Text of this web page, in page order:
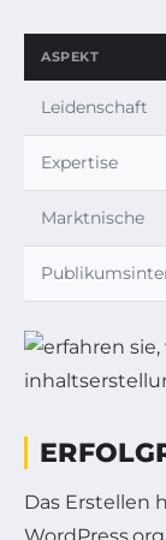
ASPEKT
Leidenschaft
Expertise
Marktnische
Das Erstellen